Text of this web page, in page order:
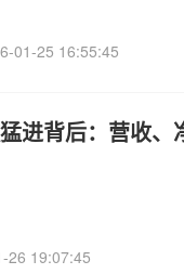
01-25 16:55:45
进背后：营收、
26 19:07:45